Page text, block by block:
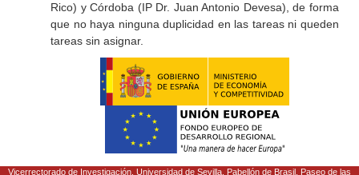
Rico) y Córdoba (IP Dr. Juan Antonio Devesa), de forma
que no haya ninguna duplicidad en las tareas ni queden
tareas sin asignar.
Vicerrectorado de Investigación. Universidad de Sevilla. Pabellón de Brasil. Paseo de las